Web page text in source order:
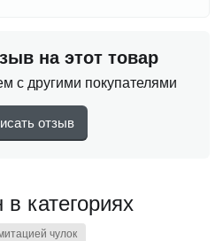
на этот товар
с другими покупателями
отзыв
категориях
чулок